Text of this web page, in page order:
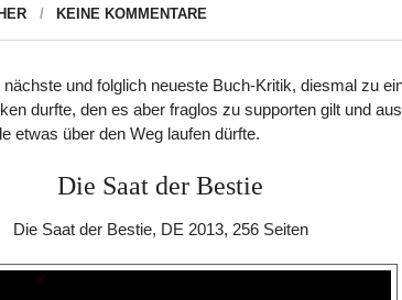
KEINE KOMMENTARE
und folglich neueste Buch-Kritik, diesmal zu
durfte, den es aber fraglos zu supporten gilt und
etwas über den Weg laufen dürfte.
Die Saat der Bestie
Die Saat der Bestie, DE 2013, 256 Seiten